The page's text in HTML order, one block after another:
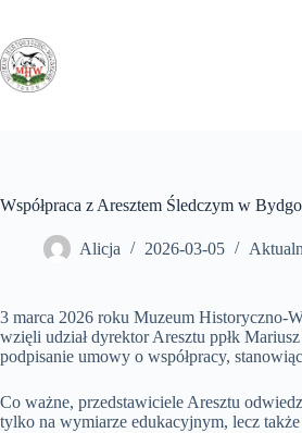
treści
Współpraca z Aresztem Śledczym w
Alicja 2026-03-05
3 marca 2026 roku Muzeum Historyczno-
wzięli udział dyrektor Aresztu ppłk
podpisanie umowy o współpracy,
Co ważne, przedstawiciele Aresztu
tylko na wymiarze edukacyjnym, lecz